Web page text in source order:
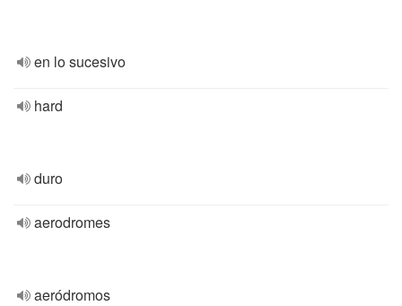
en lo sucesivo
hard
duro
aerodromes
aeródromos